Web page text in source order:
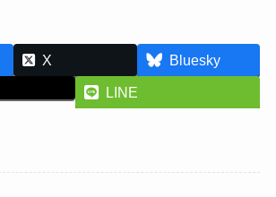
X
Bluesky
LINE